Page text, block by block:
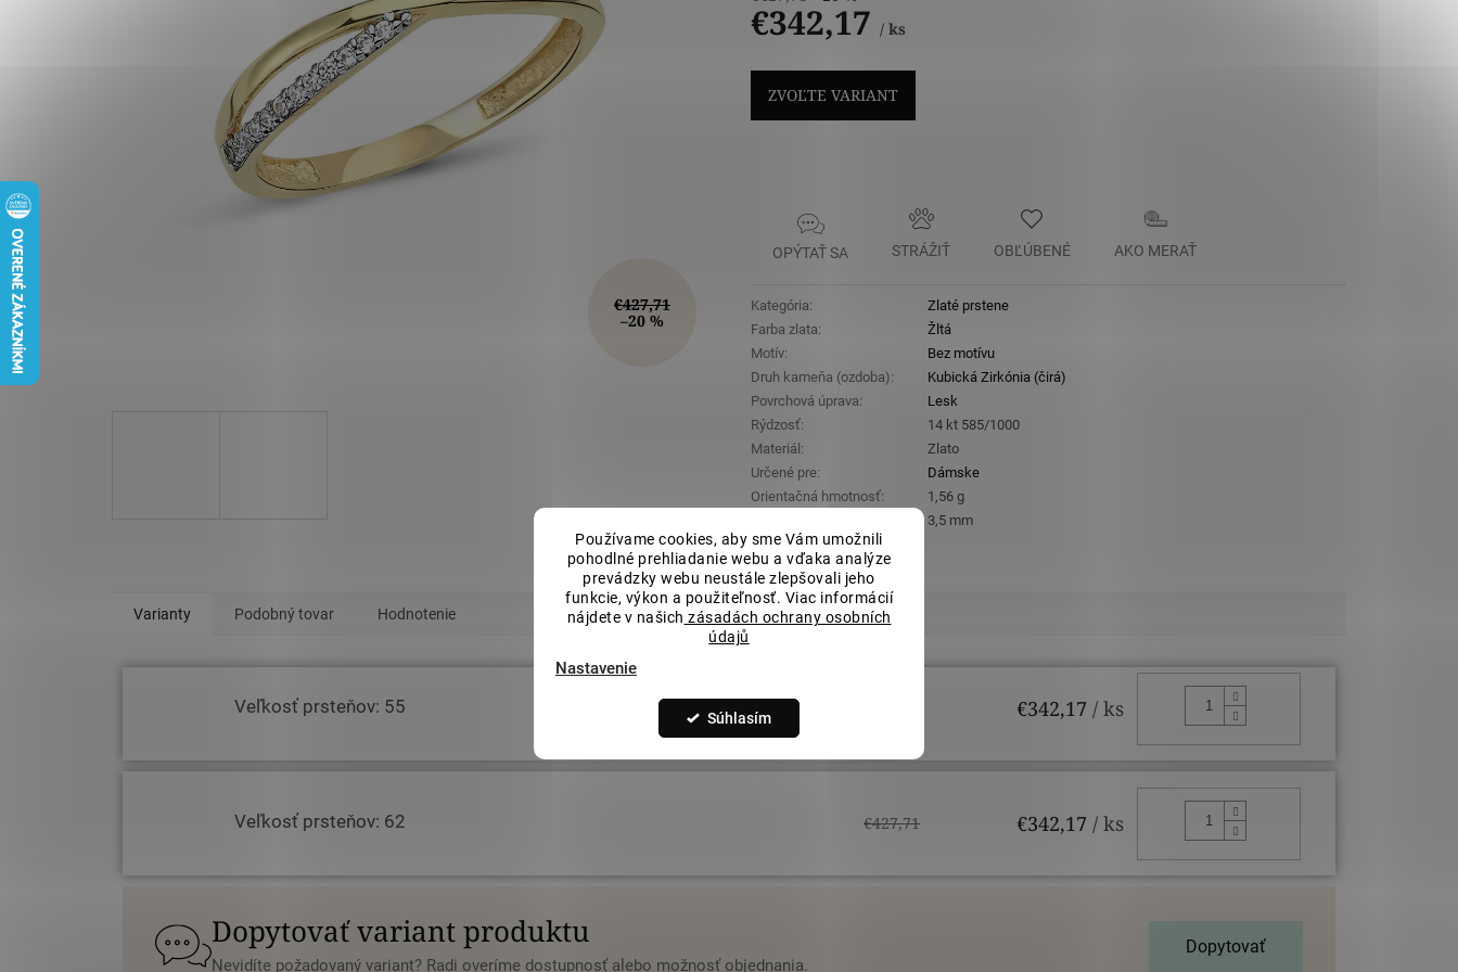
Používame cookies, aby sme Vám umožnili
pohodlné prehliadanie webu a vďaka analýze
prevádzky webu neustále zlepšovali jeho
funkcie, výkon a použiteľnosť. Viac informácií
nájdete v našich zásadách ochrany osobních
údajů
Nastavenie
Súhlasím
€427,71
–20 %
€342,17 / ks
ZVOĽTE VARIANT
OPÝTAŤ SA STRÁŽIŤ OBĽÚBENÉ AKO MERAŤ
Kategória:
Zlaté prstene
Farba zlata:
Žltá
Motív:
Bez motívu
Druh kameňa (ozdoba):
Kubická Zirkónia (čirá)
Povrchová úprava:
Lesk
Rýdzosť:
14 kt 585/1000
Materiál :
Zlato
Určené pre:
Dámske
Orientačná hmotnosť:
1,56 g
3,5 mm
Varianty Podobný tovar Hodnotenie
Veľkosť prsteňov: 55 €342,17 / ks
Veľkosť prsteňov: 62 €427,71 €342,17 / ks
Dopytovať variant produktu
Nevidíte požadovaný variant? Radi overíme dostupnosť alebo možnosť objednania.
Dopytovať